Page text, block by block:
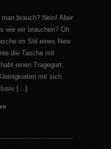
brauch? Nein! Aber
wie wir brauchen? Oh
im Stil eines New
die Tasche mit
einen Tragegurt.
mit sich
[…]